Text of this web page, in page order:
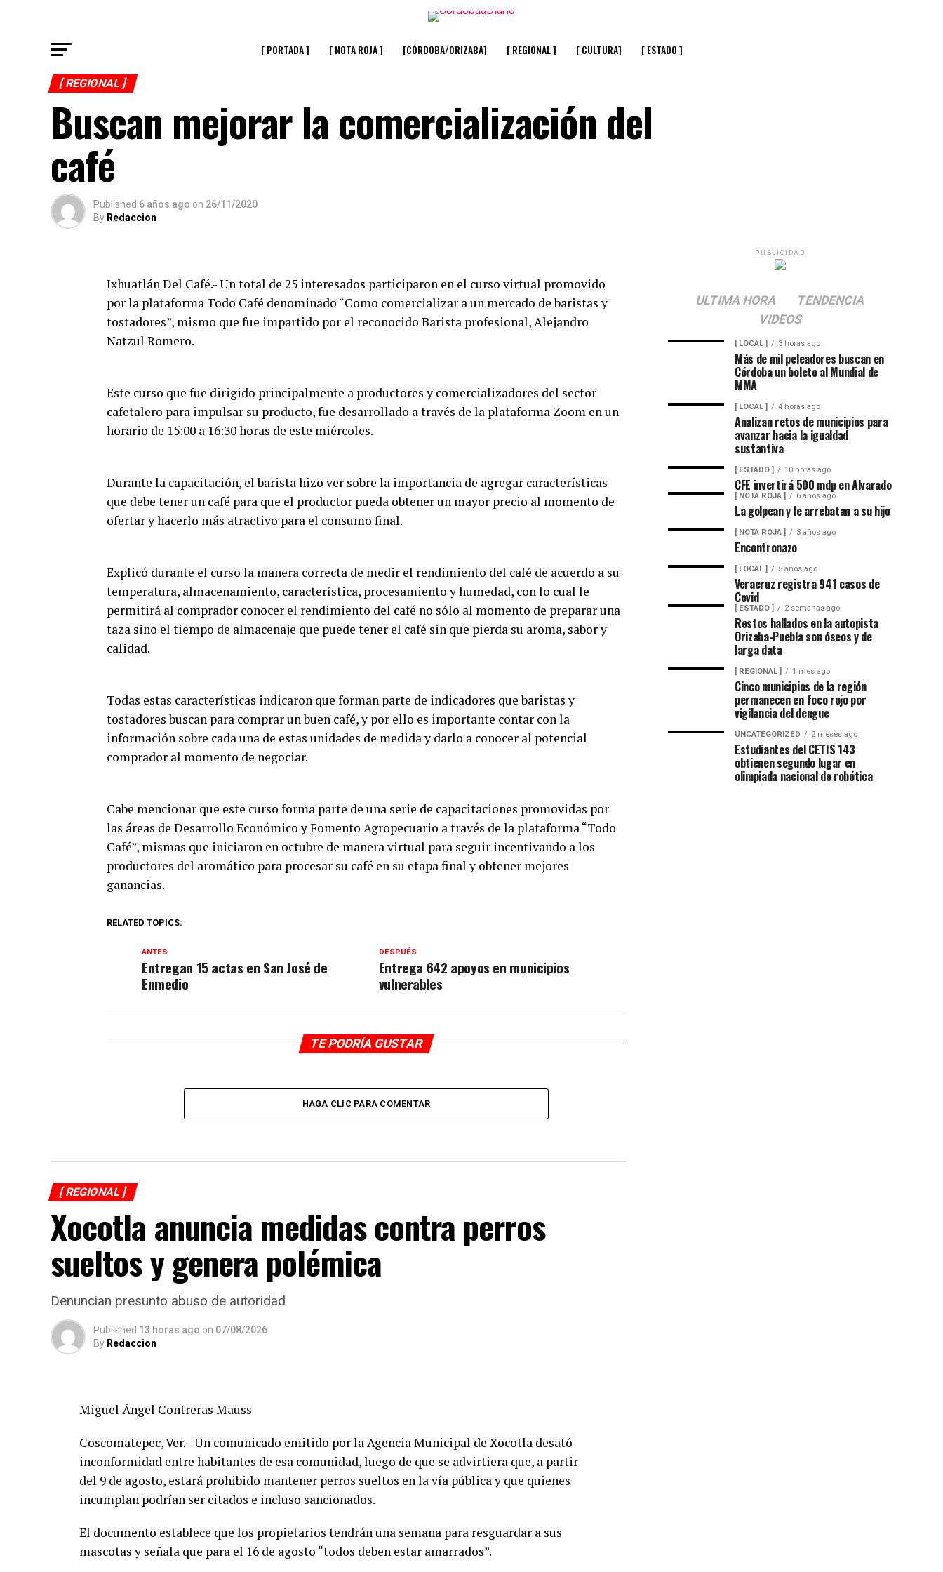
[ PORTADA ] [ NOTA ROJA ] [CÓRDOBA/ORIZABA] [ REGIONAL ] [ CULTURA] [ ESTADO ]
[ REGIONAL ]
Buscan mejorar la comercialización del
café
Published 6 años ago on 26/11/2020
By Redaccion
Ixhuatlán Del Café.- Un total de 25 interesados participaron en el curso virtual promovido
por la plataforma Todo Café denominado “Como comercializar a un mercado de baristas y
tostadores”, mismo que fue impartido por el reconocido Barista profesional, Alejandro
Natzul Romero.
Este curso que fue dirigido principalmente a productores y comercializadores del sector
cafetalero para impulsar su producto, fue desarrollado a través de la plataforma Zoom en un
horario de 15:00 a 16:30 horas de este miércoles.
Durante la capacitación, el barista hizo ver sobre la importancia de agregar características
que debe tener un café para que el productor pueda obtener un mayor precio al momento de
ofertar y hacerlo más atractivo para el consumo final.
Explicó durante el curso la manera correcta de medir el rendimiento del café de acuerdo a su
temperatura, almacenamiento, característica, procesamiento y humedad, con lo cual le
permitirá al comprador conocer el rendimiento del café no sólo al momento de preparar una
taza sino el tiempo de almacenaje que puede tener el café sin que pierda su aroma, sabor y
calidad.
Todas estas características indicaron que forman parte de indicadores que baristas y
tostadores buscan para comprar un buen café, y por ello es importante contar con la
información sobre cada una de estas unidades de medida y darlo a conocer al potencial
comprador al momento de negociar.
Cabe mencionar que este curso forma parte de una serie de capacitaciones promovidas por
las áreas de Desarrollo Económico y Fomento Agropecuario a través de la plataforma “Todo
Café”, mismas que iniciaron en octubre de manera virtual para seguir incentivando a los
productores del aromático para procesar su café en su etapa final y obtener mejores
ganancias.
RELATED TOPICS:
DESPUÉS
Entrega 642 apoyos en municipios
vulnerables
ANTES
Entregan 15 actas en San José de
Enmedio
TE PODRÍA GUSTAR
HAGA CLIC PARA COMENTAR
[ REGIONAL ]
Xocotla anuncia medidas contra perros
sueltos y genera polémica
Denuncian presunto abuso de autoridad
Published 13 horas ago on 07/08/2026
By Redaccion
Miguel Ángel Contreras Mauss
Coscomatepec, Ver.– Un comunicado emitido por la Agencia Municipal de Xocotla desató
inconformidad entre habitantes de esa comunidad, luego de que se advirtiera que, a partir
del 9 de agosto, estará prohibido mantener perros sueltos en la vía pública y que quienes
incumplan podrían ser citados e incluso sancionados.
El documento establece que los propietarios tendrán una semana para resguardar a sus
mascotas y señala que para el 16 de agosto “todos deben estar amarrados”.
PUBLICIDAD
ULTIMA HORA
TENDENCIA
VIDEOS
[ LOCAL ] 3 horas ago
Más de mil peleadores buscan en
Córdoba un boleto al Mundial de
MMA
[ LOCAL ] 4 horas ago
Analizan retos de municipios para
avanzar hacia la igualdad
sustantiva
[ ESTADO ] 10 horas ago
CFE invertirá 500 mdp en Alvarado
[ NOTA ROJA ] 6 años ago
La golpean y le arrebatan a su hijo
[ NOTA ROJA ] 3 años ago
Encontronazo
[ LOCAL ] 5 años ago
Veracruz registra 941 casos de
Covid
[ ESTADO ] 2 semanas ago
Restos hallados en la autopista
Orizaba-Puebla son óseos y de
larga data
[ REGIONAL ] 1 mes ago
Cinco municipios de la región
permanecen en foco rojo por
vigilancia del dengue
UNCATEGORIZED 2 meses ago
Estudiantes del CETIS 143
obtienen segundo lugar en
olimpiada nacional de robótica